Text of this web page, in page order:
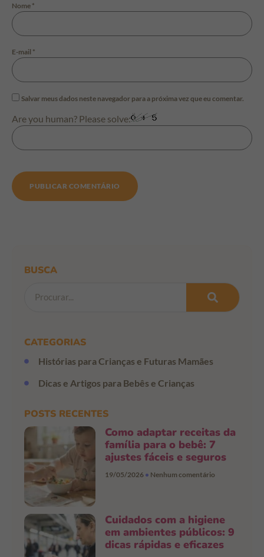
Nome *
E-mail *
Salvar meus dados neste navegador para a próxima vez que eu comentar.
Are you human? Please solve:
BUSCA
CATEGORIAS
Histórias para Crianças e Futuras Mamães
Dicas e Artigos para Bebês e Crianças
POSTS RECENTES
Como adaptar receitas da
família para o bebê: 7
ajustes fáceis e seguros
19/05/2026 Nenhum comentário
Cuidados com a higiene
em ambientes públicos: 9
dicas rápidas e eficazes